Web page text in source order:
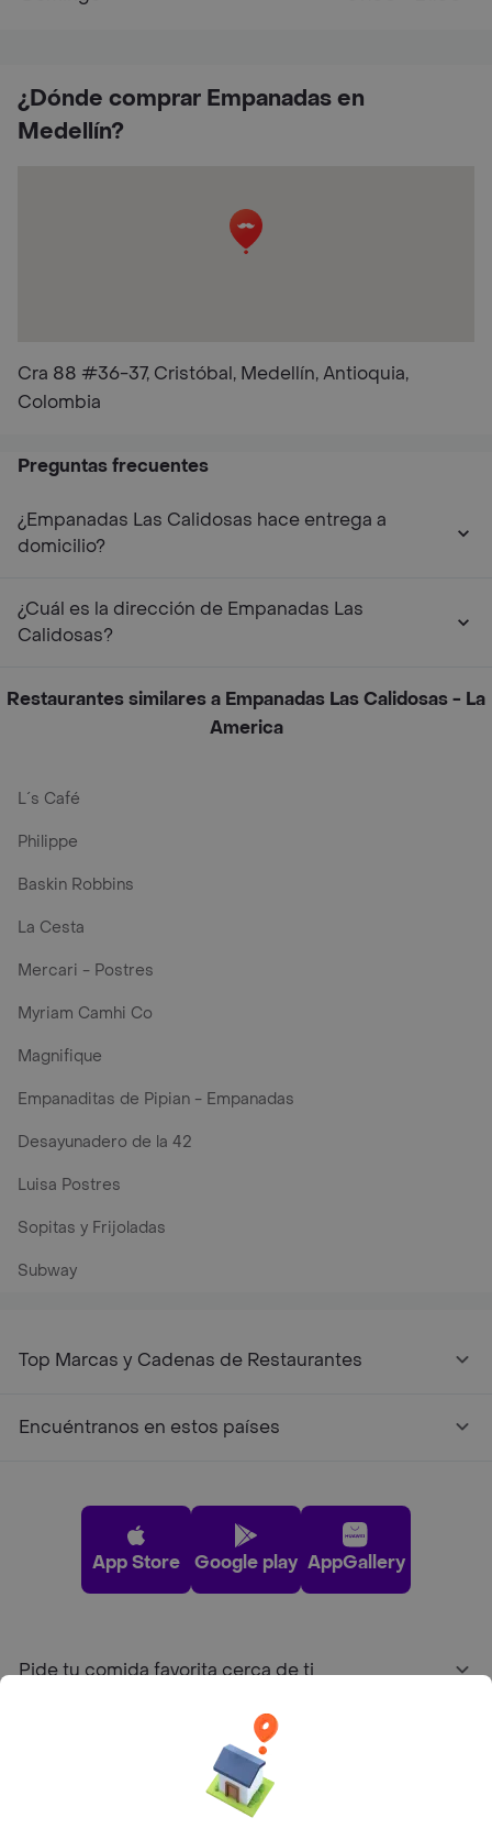
¿Dónde comprar Empanadas en
Medellín?
Cra 88 #36-37, Cristóbal, Medellín, Antioquia,
Colombia
Preguntas frecuentes
¿Empanadas Las Calidosas hace entrega a
domicilio?
¿Cuál es la dirección de Empanadas Las
Calidosas?
Restaurantes similares a Empanadas Las Calidosas - La
America
L´s Café
Philippe
Baskin Robbins
La Cesta
Mercari - Postres
Myriam Camhi Co
Magnifique
Empanaditas de Pipian - Empanadas
Desayunadero de la 42
Luisa Postres
Sopitas y Frijoladas
Subway
Top Marcas y Cadenas de Restaurantes
Encuéntranos en estos países
App Store Google play AppGallery
Pide tu comida favorita cerca de ti